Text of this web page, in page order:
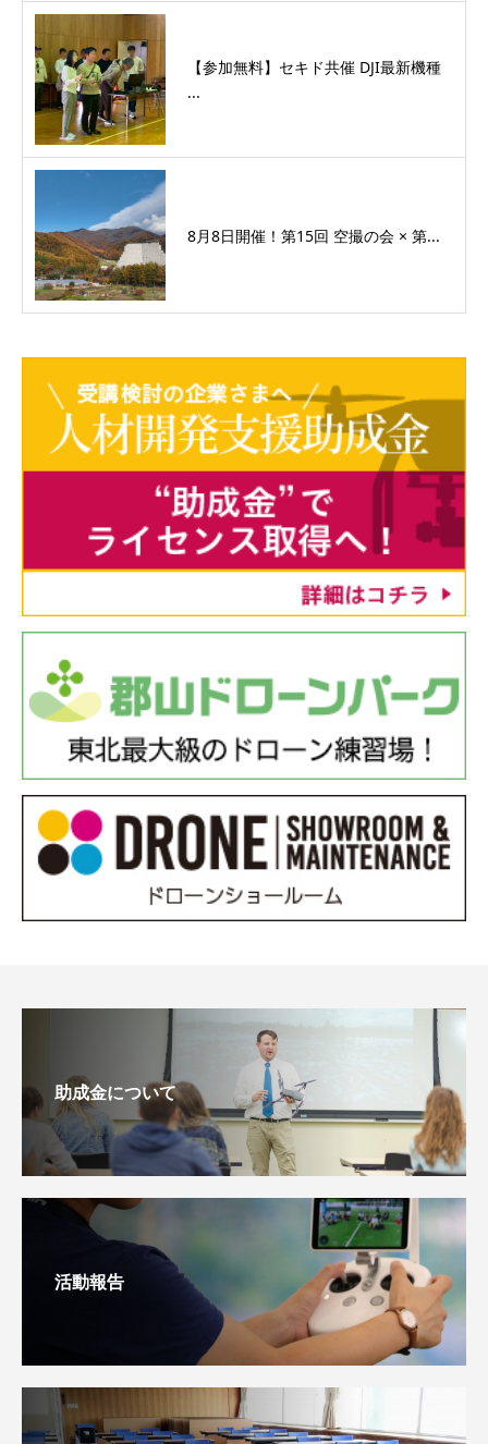
【参加無料】セキド共催 DJI最新機種
...
8月8日開催！第15回 空撮の会 × 第...
助成金について
活動報告